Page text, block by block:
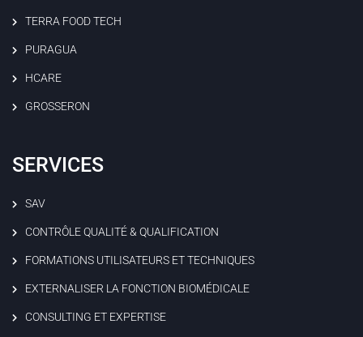
TERRA FOOD TECH
PURAGUA
HCARE
GROSSERON
SERVICES
SAV
CONTRÔLE QUALITÉ & QUALIFICATION
FORMATIONS UTILISATEURS ET TECHNIQUES
EXTERNALISER LA FONCTION BIOMÉDICALE
CONSULTING ET EXPERTISE